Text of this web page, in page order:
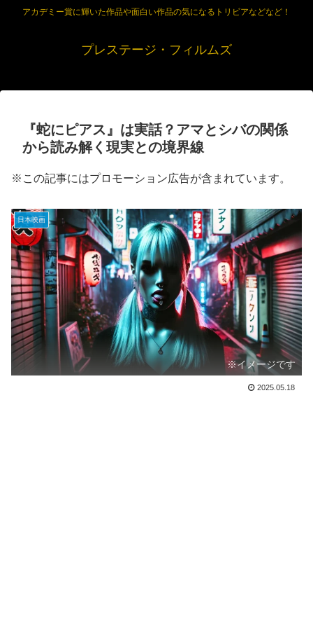
アカデミー賞に輝いた作品や面白い作品の気になるトリビアなどなど！
プレステージ・フィルムズ
『蛇にピアス』は実話？アマとシバの関係
から読み解く現実との境界線
※この記事にはプロモーション広告が含まれています。
日本映画
※イメージです
2025.05.18